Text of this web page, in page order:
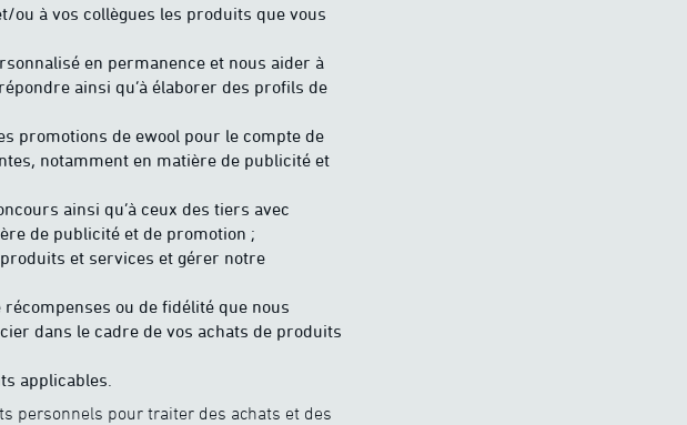
à vos collègues les produits que vous
en permanence et nous aider à
ainsi qu’à élaborer des profils de
promotions de ewool pour le compte de
notamment en matière de publicité et
ainsi qu’à ceux des tiers avec
de publicité et de promotion ;
et services et gérer notre
ou de fidélité que nous
dans le cadre de vos achats de produits
applicables.
personnels pour traiter des achats et des